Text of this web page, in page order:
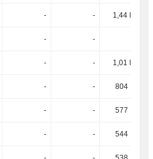
- - 1,44 Mrd.
- -
- - 1,01 Mrd.
- - 804 Mio.
- - 577 Mio.
- - 544 Mio.